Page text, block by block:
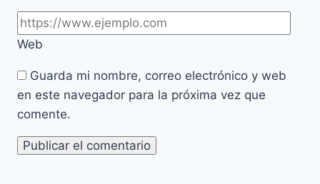
Web
Guarda mi nombre, correo electrónico y web
en este navegador para la próxima vez que
comente.